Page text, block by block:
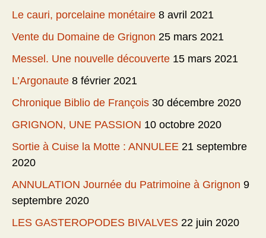
Le cauri, porcelaine monétaire 8 avril 2021
Vente du Domaine de Grignon 25 mars 2021
Messel. Une nouvelle découverte 15 mars 2021
L’Argonaute 8 février 2021
Chronique Biblio de François 30 décembre 2020
GRIGNON, UNE PASSION 10 octobre 2020
Sortie à Cuise la Motte : ANNULEE 21 septembre
2020
ANNULATION Journée du Patrimoine à Grignon 9
septembre 2020
LES GASTEROPODES BIVALVES 22 juin 2020